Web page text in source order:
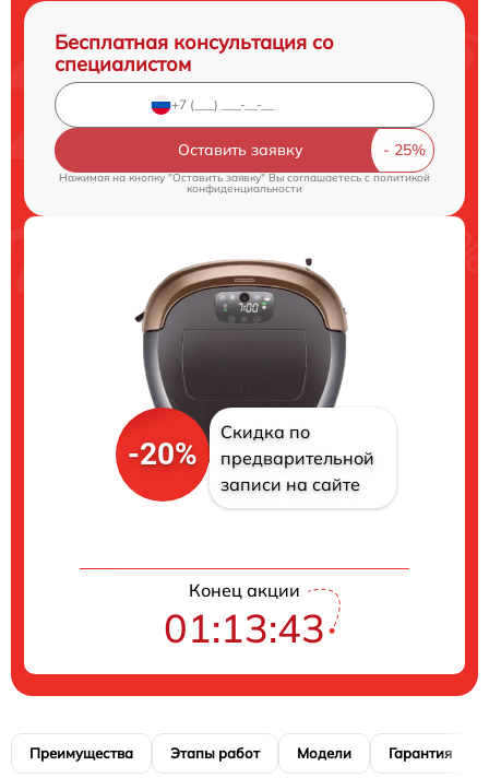
Бесплатная консультация со
специалистом
Оставить заявку
Нажимая на кнопку "Оставить заявку" Вы соглашаетесь cполитикой
конфиденциальности
-20%
Скидка по
предварительной
записи на сайте
Конец акции
01:13:42
Преимущества Этапы работ Модели Гарантия